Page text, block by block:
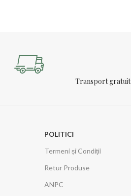
Transport gratuit
POLITICI
Termeni și Condiții
Retur Produse
ANPC